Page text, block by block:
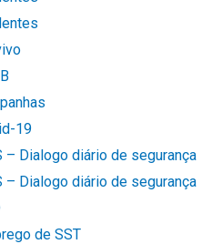
19
– Dialogo diário de segurança
– Dialogo diário de segurança
de SST